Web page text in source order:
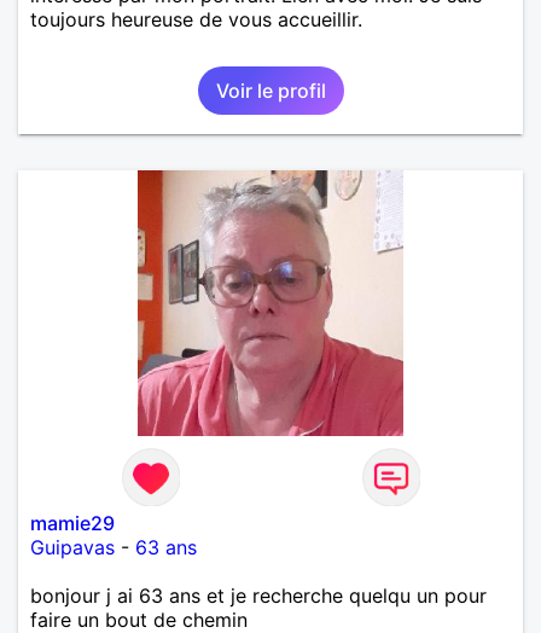
toujours heureuse de vous accueillir.
Voir le profil
mamie29
Guipavas - 63 ans
bonjour j ai 63 ans et je recherche quelqu un pour
faire un bout de chemin